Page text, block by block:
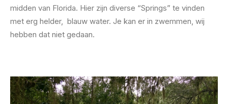
midden van Florida. Hier zijn diverse “Springs” te vinden
met erg helder, blauw water. Je kan er in zwemmen, wij
hebben dat niet gedaan.